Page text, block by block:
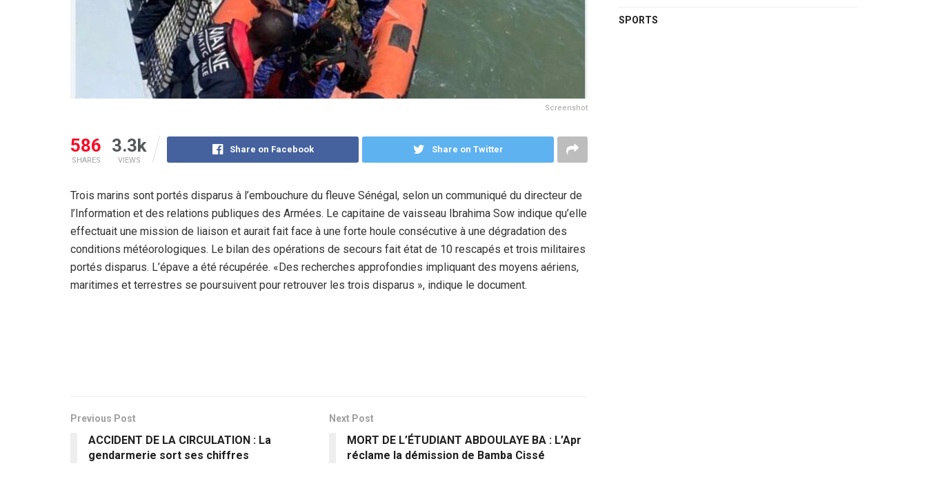
Screenshot
586
SHARES
3.3k
VIEWS
Share on Facebook Share on Twitter
Trois marins sont portés disparus à l’embouchure du fleuve Sénégal, selon un communiqué du directeur de
l’Information et des relations publiques des Armées. Le capitaine de vaisseau Ibrahima Sow indique qu’elle
effectuait une mission de liaison et aurait fait face à une forte houle consécutive à une dégradation des
conditions météorologiques. Le bilan des opérations de secours fait état de 10 rescapés et trois militaires
portés disparus. L’épave a été récupérée. «Des recherches approfondies impliquant des moyens aériens,
maritimes et terrestres se poursuivent pour retrouver les trois disparus », indique le document.
Previous Post
ACCIDENT DE LA CIRCULATION : La
gendarmerie sort ses chiffres
Next Post
MORT DE L’ÉTUDIANT ABDOULAYE BA : L’Apr
réclame la démission de Bamba Cissé
SPORTS